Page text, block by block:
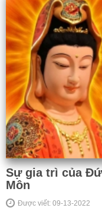
Sự gia trì của
Môn
Được viết: 09-13-2022